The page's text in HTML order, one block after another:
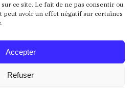
ce site. Le fait de ne pas consentir ou
peut avoir un effet négatif sur certaines
Accepter
Refuser